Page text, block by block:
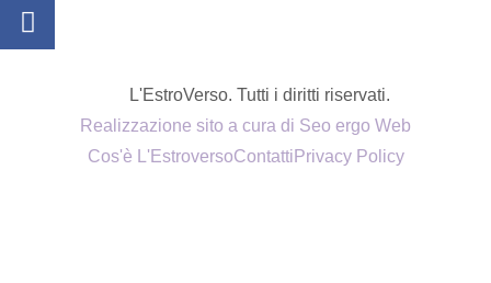
L'EstroVerso. Tutti i diritti riservati.
Realizzazione sito a cura di Seo ergo Web
Cos'è L'EstroversoContatti Privacy Policy